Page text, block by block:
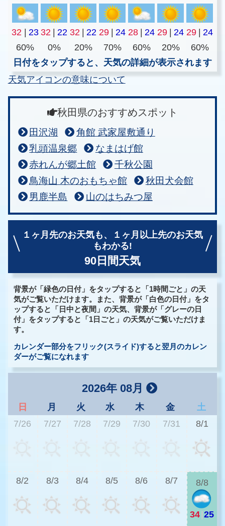
32 23 32 22 32 22 29 24 28 24 29 24 29
24
60%
0% 20% 70% 60% 20%
60%
日付をタップすると、天気の詳細が表示されます
天気アイコンの意味について
秋田県のおすすめスポット
田沢湖
角館 武家屋敷通り
乳頭温泉郷
なまはげ館
赤れんが郷土館
千秋公園
鳥海山 木のおもちゃ館
秋田犬会館
男鹿半島
山のはちみつ屋
１ヶ月先のお天気も、
１ヶ月以上先のお天気
もわかる!
90日間天気
背景が「緑色の日付」をタップすると「1時間ごと」の天
気がご覧いただけます。また、背景が「白色の日付」をタ
ップすると「日中と夜間」の天気、背景が「グレーの日
付」をタップすると「1日ごと」の天気がご覧いただけま
す。
カレンダー部分をフリック(スライド)すると翌月のカレン
ダーがご覧になれます
2026年 08月
日 月 火 水 木 金
土
7/26
7/27 7/28 7/29 7/30 7/31 8/1
8/2 8/3 8/4 8/5 8/6 8/7 8/8
34 25